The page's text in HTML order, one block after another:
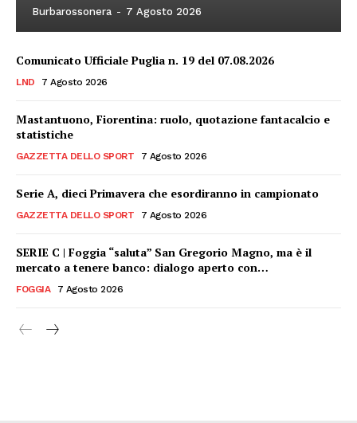
Burbarossonera - 7 Agosto 2026
Comunicato Ufficiale Puglia n. 19 del 07.08.2026
LND 7 Agosto 2026
Mastantuono, Fiorentina: ruolo, quotazione fantacalcio e
statistiche
GAZZETTA DELLO SPORT 7 Agosto 2026
Serie A, dieci Primavera che esordiranno in campionato
GAZZETTA DELLO SPORT 7 Agosto 2026
SERIE C | Foggia “saluta” San Gregorio Magno, ma è il
mercato a tenere banco: dialogo aperto con…
FOGGIA 7 Agosto 2026